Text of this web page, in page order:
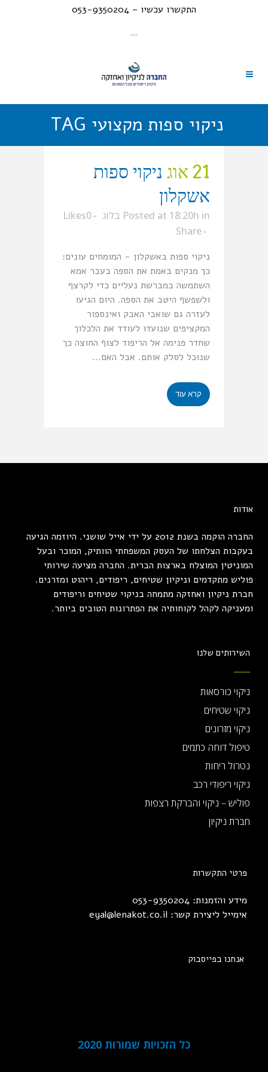
התקשרו עכשיו – 053-9350204
---
ניקוי ספות מקצועי TAG
21 אוג
ניקוי ספות
אשקלון
Posted at 18:20h in בלוג 0
Likes
Share
ניקוי ספות באשקלון - המומחים עונים:
כך מנקים באמת את הספה בעבר אמא
השתמשה במברשת נעליים כדי לקרצף
ולשפשף היטב את הספה. היום הגיעו
לעזרה גם שואבי האבק ואינספור
המקציפים שנועדו לעודד את הלכלוך
שחדר פנימה אל הריפוד לצוף החוצה כך
שנוכל לסלק אותם. אבל האם...
קרא עוד
אודות
החברה הוקמה בשנת 2012 על ידי אייל שושני. היוזמה הגיעה
בעקבות הצלחתו של העסק המשפחתי הוותיק, המוכר ובעל
המוניטין המוצלח בארצות הברית. החברה מציעה שירותי
פוליש מתקדמים וניקיון שטיחים, ריפודים, ריהוט ומזרנים.
חברת ניקיון ואחזקה מתמחה בניקוי שטיחים וריפודים
ומעניקה לקהל לקוחותיה את הפתרונות הטובים ביותר.
השירותים שלנו
ניקוי כורסאות
ניקוי שטיחים
ניקוי מזרונים
טיפול דוחה כתמים
נטרול ריחות
ניקוי ריפודי רכב
פוליש – ניקוי והברקת רצפות
חברת ניקיון
פרטי התקשרות
מידע והזמנות: 053-9350204
אימייל ליצירת קשר: eyal@lenakot.co.il
אנחנו בפייסבוק
כל הזכויות שמורות 2020